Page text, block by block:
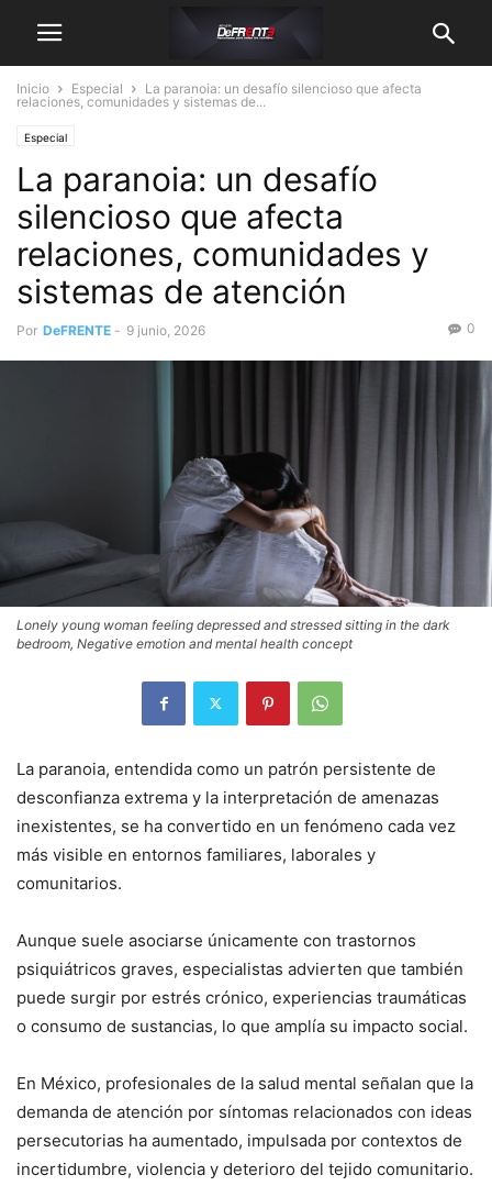
Inicio Especial
La paranoia: un desafío silencioso que afecta
relaciones, comunidades y sistemas de...
Especial
La paranoia: un desafío
silencioso que afecta
relaciones, comunidades y
sistemas de atención
Por DeFRENTE - 9 junio, 2026 0
Lonely young woman feeling depressed and stressed sitting in the dark
bedroom, Negative emotion and mental health concept
La paranoia, entendida como un patrón persistente de
desconfianza extrema y la interpretación de amenazas
inexistentes, se ha convertido en un fenómeno cada vez
más visible en entornos familiares, laborales y
comunitarios.
Aunque suele asociarse únicamente con trastornos
psiquiátricos graves, especialistas advierten que también
puede surgir por estrés crónico, experiencias traumáticas
o consumo de sustancias, lo que amplía su impacto social.
En México, profesionales de la salud mental señalan que la
demanda de atención por síntomas relacionados con ideas
persecutorias ha aumentado, impulsada por contextos de
incertidumbre, violencia y deterioro del tejido comunitario.